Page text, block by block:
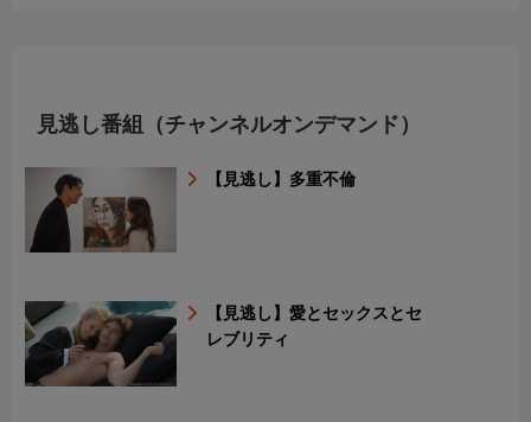
見逃し番組（チャンネルオンデマンド）
【見逃し】多重不倫
【見逃し】愛とセックスとセ
レブリティ